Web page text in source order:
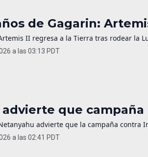
de Gagarin:
II regresa a la Tierra tras rodear la
a las 03:13 PDT
advierte que
advierte que la campaña contra
a las 02:41 PDT